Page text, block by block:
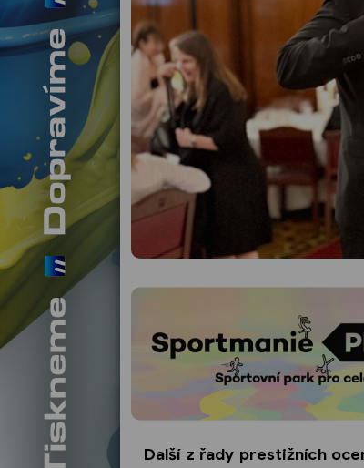
Další z řady prestižních